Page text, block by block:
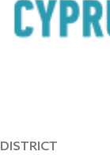
DISTRICT